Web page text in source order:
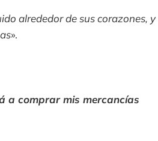
alrededor de sus corazones, y
».
a comprar mis mercancías